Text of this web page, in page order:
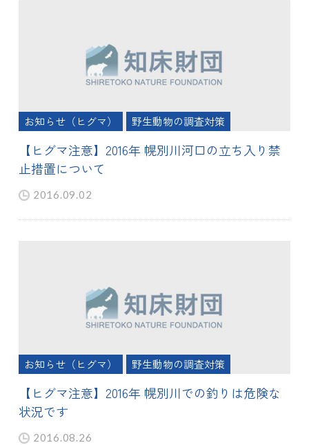
お知らせ（ヒグマ） 野生動物の調査対策
【ヒグマ注意】2016年 幌別川河口の立ち入り禁
止措置について
2016.09.02
お知らせ（ヒグマ） 野生動物の調査対策
【ヒグマ注意】2016年 幌別川での釣りは危険な
状況です
2016.08.26